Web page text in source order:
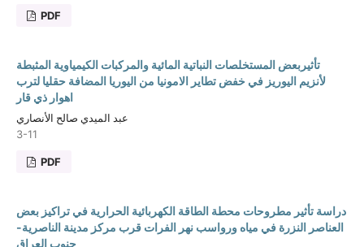
PDF
تأثيربعض المستخلصات النباتية المائية والمركبات الكيمياوية المثبطة
لأنزيم اليوريز في خفض تطاير الامونيا من اليوريا المضافة حقليا لترب
اهوار ذي قار
عبد الميدي صالح الأنصاري
3-11
PDF
دراسة تأثير مطروحات محطة الطاقة الكهربائية الحرارية في تراكيز بعض
العناصر النزرة في مياه ورواسب نهر الفرات قرب مركز مدينة الناصرية-
جنوب العراق